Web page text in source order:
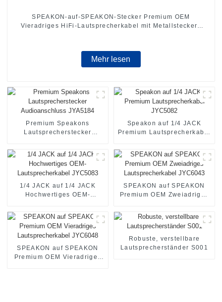
SPEAKON-auf-SPEAKON-Stecker Premium OEM
Vieradriges HiFi-Lautsprecherkabel mit Metallsteckern
Mehr lesen
Premium Speakons
Lautsprecherstecker
Speakon auf 1/4 JACK
Premium Lautsprecherkabel
1/4 JACK auf 1/4 JACK
Hochwertiges OEM-
SPEAKON auf SPEAKON
Premium OEM Zweiadriges
SPEAKON auf SPEAKON
Premium OEM Vieradriges
Robuste, verstellbare
Lautsprecherständer S001